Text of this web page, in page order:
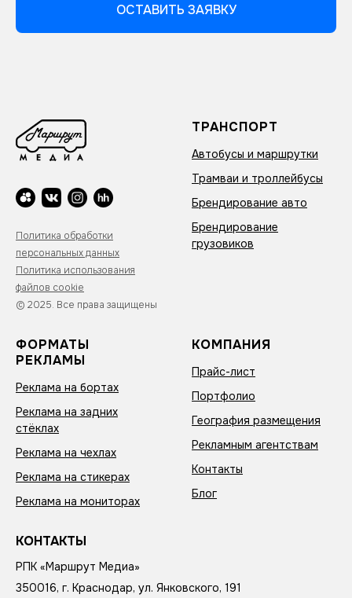
ОСТАВИТЬ ЗАЯВКУ
Политика обработки
персональных данных
Политика использования
файлов cookie
© 2025. Все права защищены
ТРАНСПОРТ
Автобусы и маршрутки
Трамваи и троллейбусы
Брендирование авто
Брендирование
грузовиков
ФОРМАТЫ
РЕКЛАМЫ
Реклама на бортах
Реклама на задних
стёклах
Реклама на чехлах
Реклама на стикерах
Реклама на мониторах
КОМПАНИЯ
Прайс-лист
Портфолио
География размещения
Рекламным агентствам
Контакты
Блог
КОНТАКТЫ
РПК «Маршрут Медиа»
350016, г. Краснодар, ул. Янковского, 191